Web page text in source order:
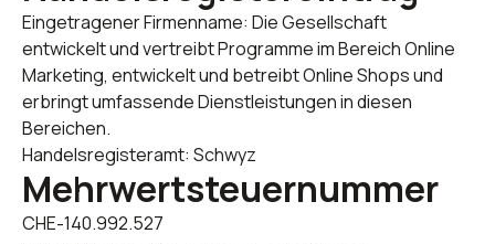
Eingetragener Firmenname: Die Gesellschaft
entwickelt und vertreibt Programme im Bereich Online
Marketing, entwickelt und betreibt Online Shops und
erbringt umfassende Dienstleistungen in diesen
Bereichen.
Handelsregisteramt: Schwyz
Mehrwertsteuernummer
CHE‑140.992.527